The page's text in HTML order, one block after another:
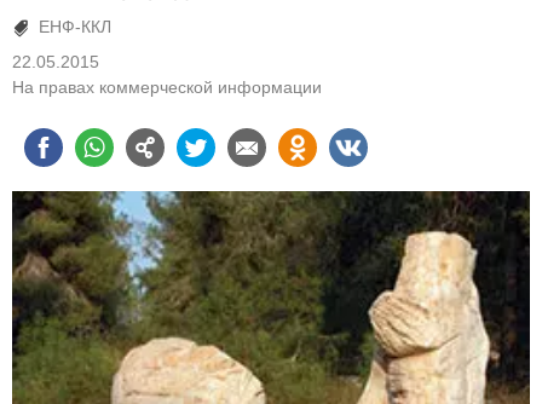
ЕНФ-ККЛ
22.05.2015
На правах коммерческой информации